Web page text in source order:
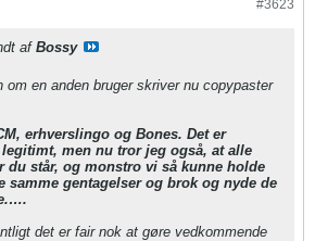
#3623
af Bossy
om en anden bruger skriver nu copypaster
erhverslingo og Bones. Det er
men nu tror jeg også, at alle
står, og monstro vi så kunne holde
samme gentagelser og brok og nyde de
det er fair nok at gøre vedkommende